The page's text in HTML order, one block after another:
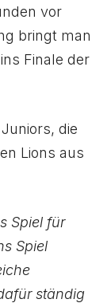
vor
bringt man
Finale der
die
Lions aus
Spiel für
Spiel
ständig